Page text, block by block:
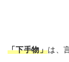
「下手物」は、